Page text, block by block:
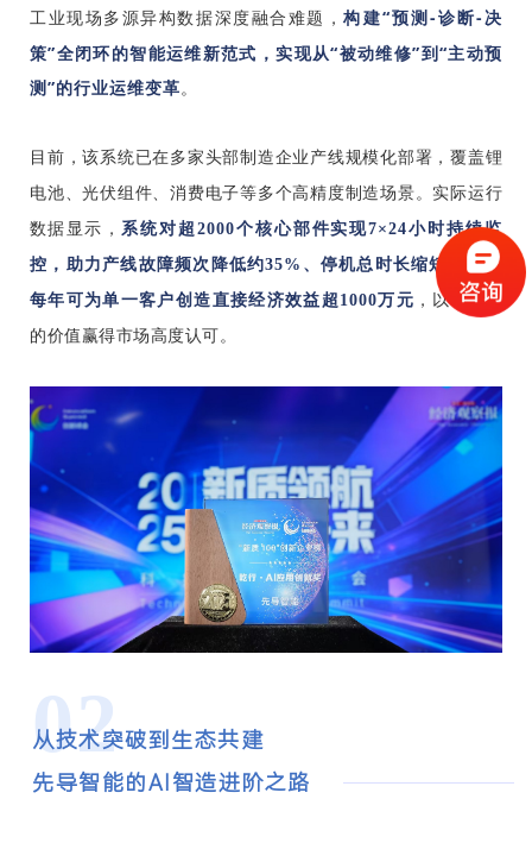
工业现场多源异构数据深度融合难题，构建“预测-诊断-决
策”全闭环的智能运维新范式，实现从“被动维修”到“主动预
测”的行业运维变革 。
目前，该系统已在多家头部制造企业产线规模化部署，覆盖锂
电池、光伏组件、消费电子等多个高精度制造场景。实际运行
数据显示， 系统对超2000个核心部件实现7×24小时持续监
控，助力产线故障频次降低约35%、停机总时长缩短30%，
每年可为单一客户创造直接经济效益超1000万元 ，以可量化
的价值赢得市场高度认可。
02
从技术突破到生态共建
先导智能的AI智造进阶之路